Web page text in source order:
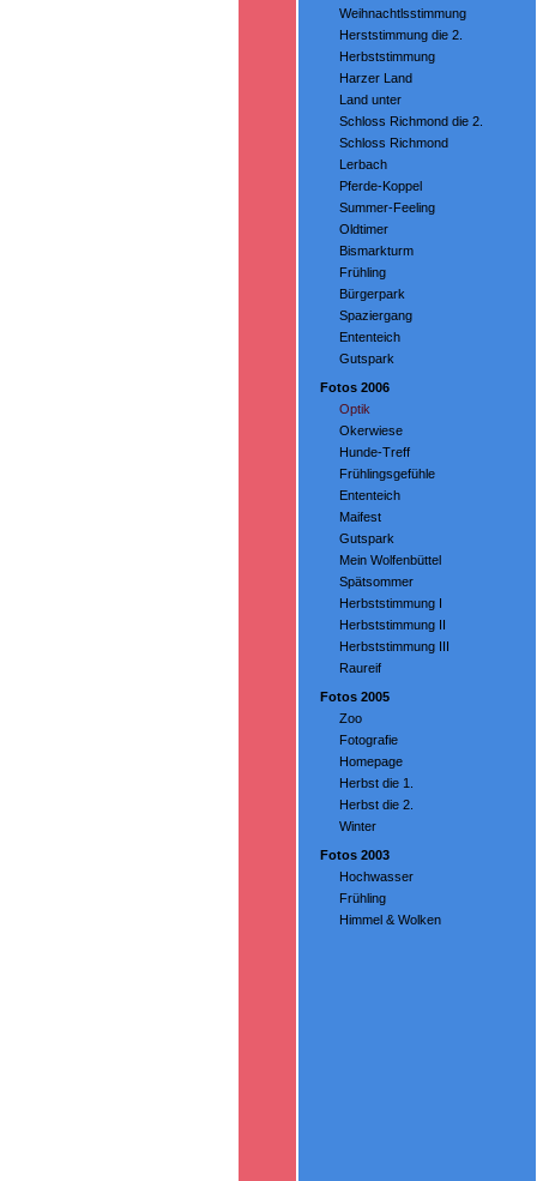
Weihnachtlsstimmung
Herststimmung die 2.
Herbststimmung
Harzer Land
Land unter
Schloss Richmond die 2.
Schloss Richmond
Lerbach
Pferde-Koppel
Summer-Feeling
Oldtimer
Bismarkturm
Frühling
Bürgerpark
Spaziergang
Ententeich
Gutspark
Fotos 2006
Optik
Okerwiese
Hunde-Treff
Frühlingsgefühle
Ententeich
Maifest
Gutspark
Mein Wolfenbüttel
Spätsommer
Herbststimmung I
Herbststimmung II
Herbststimmung III
Raureif
Fotos 2005
Zoo
Fotografie
Homepage
Herbst die 1.
Herbst die 2.
Winter
Fotos 2003
Hochwasser
Frühling
Himmel & Wolken